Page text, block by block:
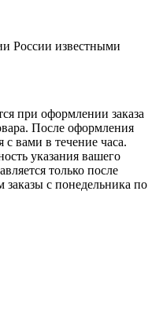
России известными
при оформлении заказа
После оформления
с вами в течение часа.
указания вашего
только после
с понедельника по